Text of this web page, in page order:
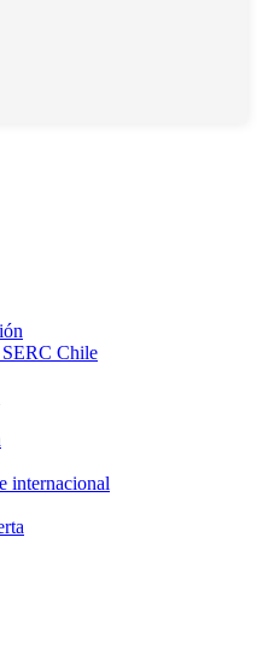
Chile
internacional